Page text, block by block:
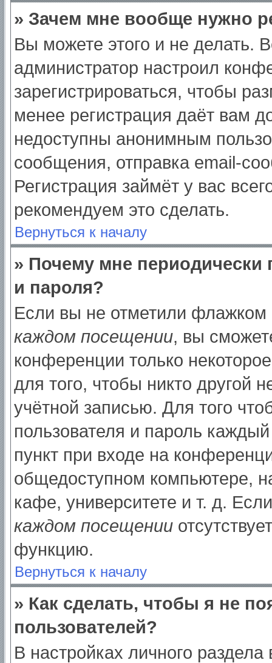
» Зачем мне вообще нужно
Вы можете этого и не делать.
администратор настроил
зарегистрироваться, чтобы
менее регистрация даёт вам
недоступны анонимным
сообщения, отправка email-
Регистрация займёт у вас
рекомендуем это сделать.
Вернуться к началу
» Почему мне периодически
и пароля?
Если вы не отметили флажком
каждом посещении, вы
конференции только
для того, чтобы никто другой
учётной записью. Для того
пользователя и пароль
пункт при входе на
общедоступном компьютере,
кафе, университете и т. д.
каждом посещении
функцию.
Вернуться к началу
» Как сделать, чтобы я не
пользователей?
В настройках личного